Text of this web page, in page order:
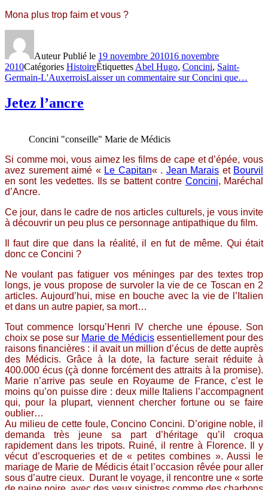
Mona plus trop faim et vous ?
AuteurPublié le 19 novembre 201016 novembre
2010Catégories HistoireÉtiquettes Abel Hugo, Concini, Saint-
Germain-L'AuxerroisLaisser un commentaire sur Concini que…
Jetez l’ancre
Concini "conseille" Marie de Médicis
Si comme moi, vous aimez les films de cape et d’épée, vous
avez surement aimé « Le Capitan« . Jean Marais et Bourvil
en sont les vedettes. Ils se battent contre Concini, Maréchal
d’Ancre.
Ce jour, dans le cadre de nos articles culturels, je vous invite
à découvrir un peu plus ce personnage antipathique du film.
Il faut dire que dans la réalité, il en fut de même. Qui était
donc ce Concini ?
Ne voulant pas fatiguer vos méninges par des textes trop
longs, je vous propose de survoler la vie de ce Toscan en 2
articles. Aujourd’hui, mise en bouche avec la vie de l’Italien
et dans un autre papier, sa mort…
Tout commence lorsqu’Henri IV cherche une épouse. Son
choix se pose sur Marie de Médicisessentiellement pour des
raisons financières : il avait un million d’écus de dette auprès
des Médicis. Grâce à la dote, la facture serait réduite à
400.000 écus (çà donne forcément des attraits à la promise).
Marie n’arrive pas seule en Royaume de France, c’est le
moins qu’on puisse dire : deux mille Italiens l’accompagnent
qui, pour la plupart, viennent chercher fortune ou se faire
oublier…
Au milieu de cette foule, Concino Concini. D’origine noble, il
demanda très jeune sa part d’héritage qu’il croqua
rapidement dans les tripots. Ruiné, il rentre à Florence. Il y
vécut d’escroqueries et de « petites combines ». Aussi le
mariage de Marie de Médicis était l’occasion rêvée pour aller
sous d’autre cieux. Durant le voyage, il rencontre une « sorte